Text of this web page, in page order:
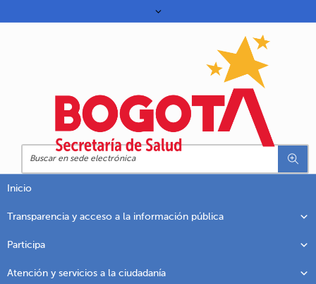
Inicio
Transparencia y acceso a la información pública
Participa
Atención y servicios a la ciudadanía